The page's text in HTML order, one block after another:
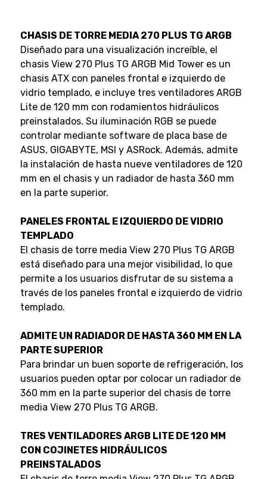
CHASIS DE TORRE MEDIA 270 PLUS TG ARGB
Diseñado para una visualización increíble, el
chasis View 270 Plus TG ARGB Mid Tower es un
chasis ATX con paneles frontal e izquierdo de
vidrio templado, e incluye tres ventiladores ARGB
Lite de 120 mm con rodamientos hidráulicos
preinstalados. Su iluminación RGB se puede
controlar mediante software de placa base de
ASUS, GIGABYTE, MSI y ASRock. Además, admite
la instalación de hasta nueve ventiladores de 120
mm en el chasis y un radiador de hasta 360 mm
en la parte superior.
PANELES FRONTAL E IZQUIERDO DE VIDRIO
TEMPLADO
El chasis de torre media View 270 Plus TG ARGB
está diseñado para una mejor visibilidad, lo que
permite a los usuarios disfrutar de su sistema a
través de los paneles frontal e izquierdo de vidrio
templado.
ADMITE UN RADIADOR DE HASTA 360 MM EN LA
PARTE SUPERIOR
Para brindar un buen soporte de refrigeración, los
usuarios pueden optar por colocar un radiador de
360 mm en la parte superior del chasis de torre
media View 270 Plus TG ARGB.
TRES VENTILADORES ARGB LITE DE 120 MM
CON COJINETES HIDRÁULICOS
PREINSTALADOS